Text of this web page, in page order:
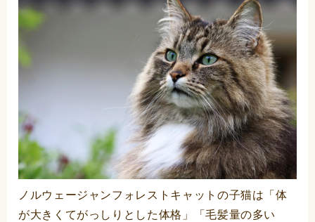
ノルウェージャンフォレストキャットの子猫は「体
が大きくてがっしりとした体格」「毛髪量の多い